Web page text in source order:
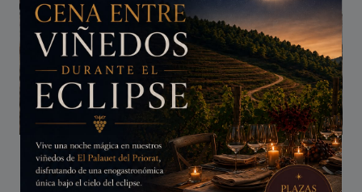
ПАКЕТ «СУЩНОСТЬ ПРИОРАТА»